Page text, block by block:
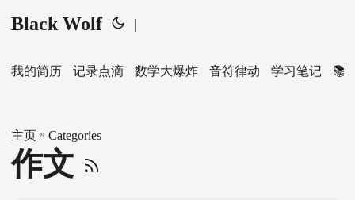
Black Wolf |
我的简历 记录点滴 数学大爆炸 音符律动 学习笔记 📚
主页 » Categories
作文